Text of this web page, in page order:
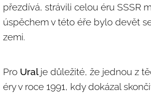
přezdívá, strávili celou éru SSSR
úspěchem v této éře bylo devět
zemi.
Pro Uralje důležité, že jednou z
éry v roce 1991, kdy dokázal